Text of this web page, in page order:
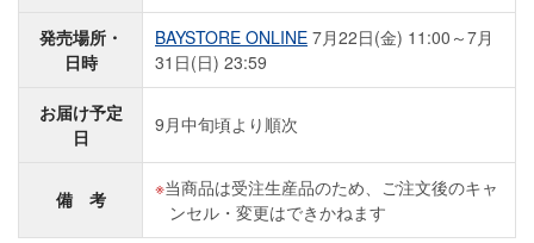
発売場所・
日時
BAYSTORE ONLINE 7月22日(金) 11:00～7月
31日(日) 23:59
お届け予定
日
9月中旬頃より順次
備 考
当商品は受注生産品のため、ご注文後のキャ
ンセル・変更はできかねます